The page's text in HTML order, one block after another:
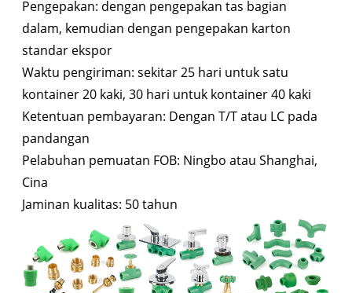
Pengepakan: dengan pengepakan tas bagian
dalam, kemudian dengan pengepakan karton
standar ekspor
Waktu pengiriman: sekitar 25 hari untuk satu
kontainer 20 kaki, 30 hari untuk kontainer 40 kaki
Ketentuan pembayaran: Dengan T/T atau LC pada
pandangan
Pelabuhan pemuatan FOB: Ningbo atau Shanghai,
Cina
Jaminan kualitas: 50 tahun